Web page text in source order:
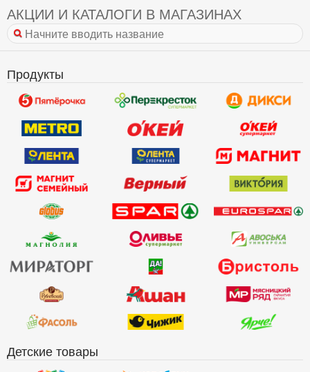
АКЦИИ И КАТАЛОГИ В МАГАЗИНАХ
Продукты
Детские товары